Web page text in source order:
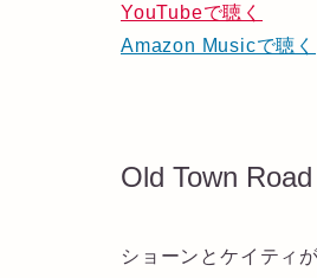
YouTubeで聴く
Amazon Musicで聴く
Old Town
ショーンとケイティ